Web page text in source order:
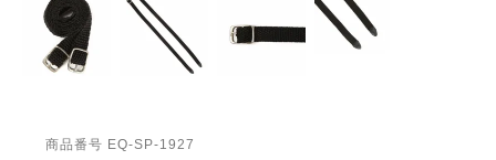
商品番号 EQ-SP-1927